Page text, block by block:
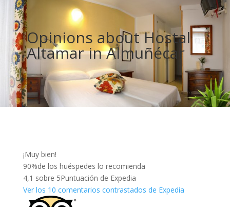
Opinions about Hostal
Altamar in Almuñécar
¡Muy bien!
90%de los huéspedes lo recomienda
4,1 sobre 5Puntuación de Expedia
Ver los 10 comentarios contrastados de Expedia